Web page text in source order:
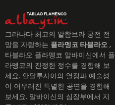
그라나다 최고의 알함브라 궁전 전
망을 자랑하는 플라멩코 타블라오 ,
타블라오 플라멩코 알바이신에서 플
라멩코의 진정한 정수를 경험해 보
세요. 안달루시아의 열정과 예술성
이 어우러진 특별한 공연을 경험해
보세요. 알바이신의 심장부에서 지